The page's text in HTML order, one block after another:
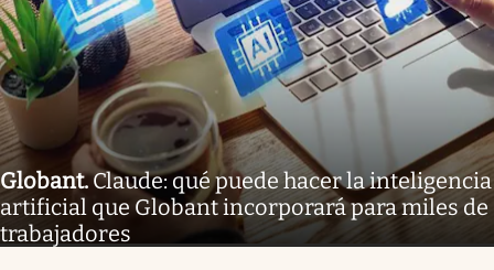
Globant.Claude: qué puede hacer la inteligencia
artificial que Globant incorporará para miles de
trabajadores